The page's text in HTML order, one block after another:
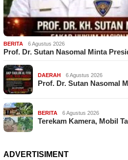
BERITA 6 Agustus 2026
Prof. Dr. Sutan Nasomal Minta
DAERAH 6 Agustus 2026
Prof. Dr. Sutan Nasomal
BERITA 6 Agustus 2026
Terekam Kamera, Mobil
ADVERTISIMENT